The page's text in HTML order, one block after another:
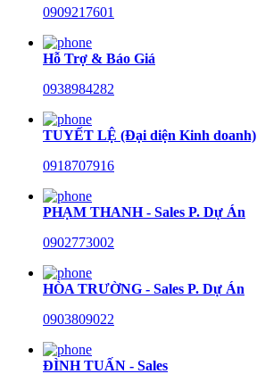
0909217601
Hỗ Trợ & Báo Giá
0938984282
TUYẾT LỆ (Đại diện Kinh doanh)
0918707916
PHẠM THANH - Sales P. Dự Án
0902773002
HÒA TRƯỜNG - Sales P. Dự Án
0903809022
ĐÌNH TUẤN - Sales